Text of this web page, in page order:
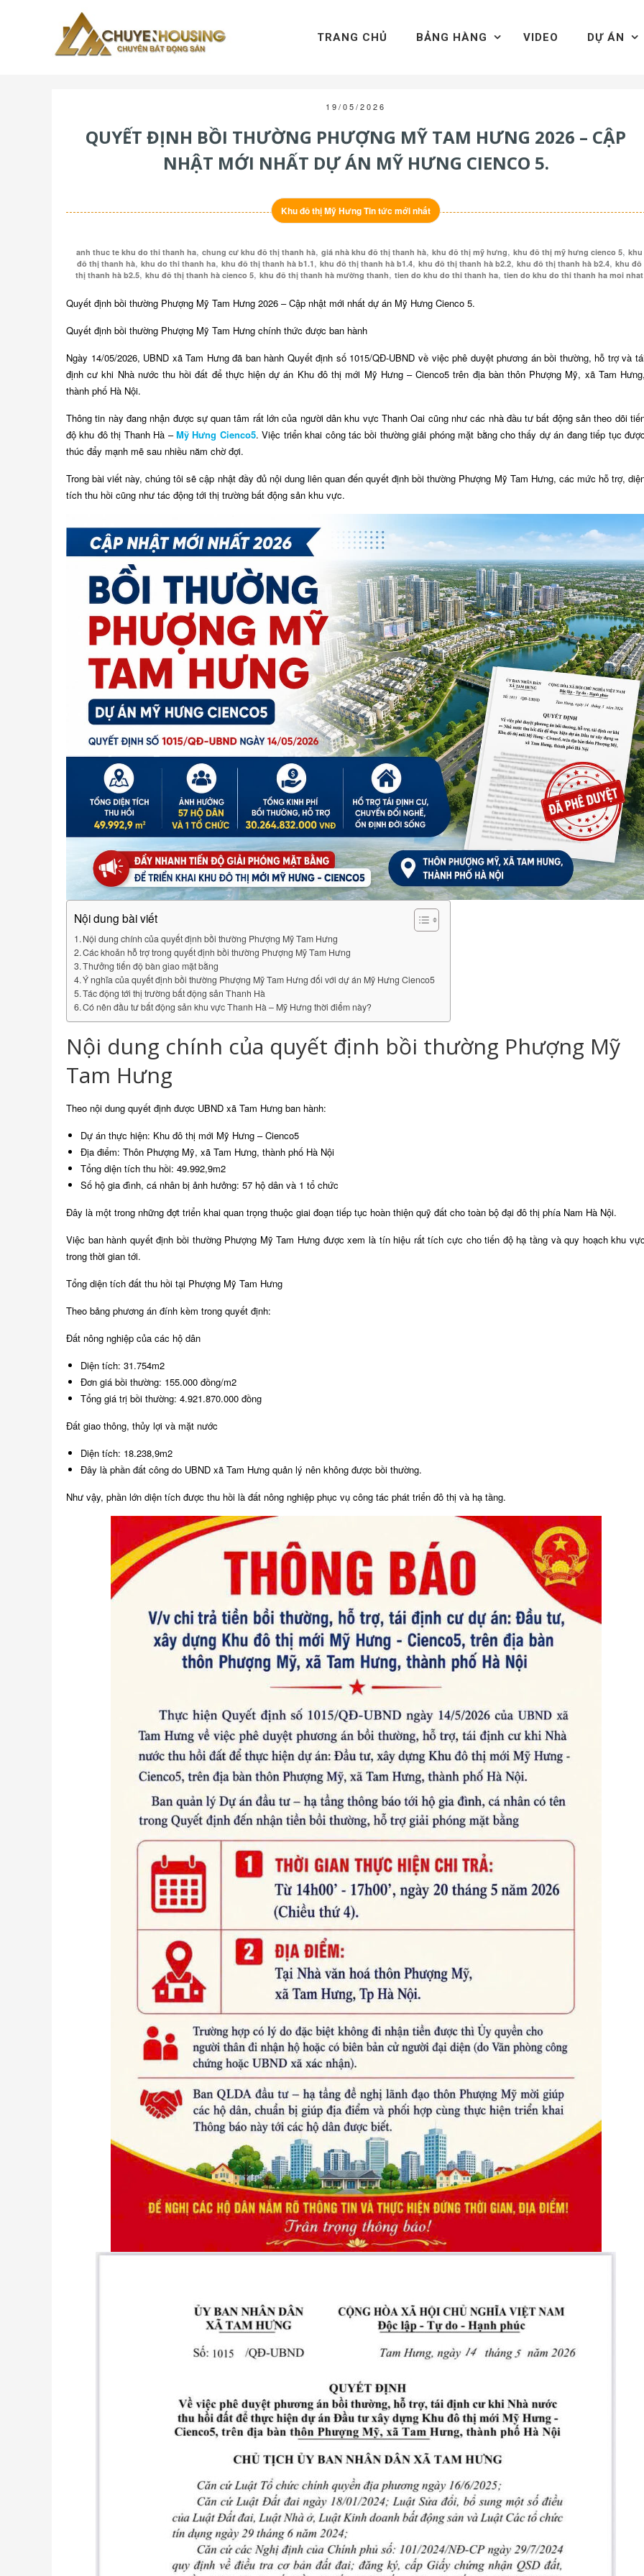
TRANG CHỦ BẢNG HÀNG VIDEO DỰ ÁN
19/05/2026
QUYẾT ĐỊNH BỒI THƯỜNG PHƯỢNG MỸ TAM HƯNG 2026 – CẬP
NHẬT MỚI NHẤT DỰ ÁN MỸ HƯNG CIENCO 5.
Khu đô thị Mỹ Hưng Tin tức mới nhất
anh thuc te khu do thi thanh ha, chung cư khu đô thị thanh hà, giá nhà khu đô thị thanh hà, khu đô thị mỹ hưng, khu đô thị mỹ hưng cienco 5, khu
đô thị thanh hà, khu do thi thanh ha, khu đô thị thanh hà b1.1 , khu đô thị thanh hà b1.4, khu đô thị thanh hà b2.2, khu đô thị thanh hà b2.4, khu đô
thị thanh hà b2.5, khu đô thị thanh hà cienco 5, khu đô thị thanh hà mường thanh, tien do khu do thi thanh ha, tien do khu do thi thanh ha moi nhat
Quyết định bồi thường Phượng Mỹ Tam Hưng 2026 – Cập nhật mới nhất dự án Mỹ Hưng Cienco 5.
Quyết định bồi thường Phượng Mỹ Tam Hưng chính thức được ban hành
Ngày 14/05/2026, UBND xã Tam Hưng đã ban hành Quyết định số 1015/QĐ-UBND về việc phê duyệt phương án bồi thường, hỗ trợ và
định cư khi Nhà nước thu hồi đất để thực hiện dự án Khu đô thị mới Mỹ Hưng – Cienco5 trên địa bàn thôn Phượng Mỹ, xã Tam
thành phố Hà Nội.
Thông tin này đang nhận được sự quan tâm rất lớn của người dân khu vực Thanh Oai cũng như các nhà đầu tư bất động sản theo dõi
độ khu đô thị Thanh Hà –Mỹ Hưng Cienco5. Việc triển khai công tác bồi thường giải phóng mặt bằng cho thấy dự án đang tiếp tục
thúc đẩy mạnh mẽ sau nhiều năm chờ đợi.
Trong bài viết này, chúng tôi sẽ cập nhật đầy đủ nội dung liên quan đến quyết định bồi thường Phượng Mỹ Tam Hưng, các mức hỗ trợ,
tích thu hồi cũng như tác động tới thị trường bất động sản khu vực.
Nội dung bài viết
Nội dung chính của quyết định bồi thường Phượng Mỹ Tam Hưng
Các khoản hỗ trợ trong quyết định bồi thường Phượng Mỹ Tam Hưng
Thưởng tiến độ bàn giao mặt bằng
Ý nghĩa của quyết định bồi thường Phượng Mỹ Tam Hưng đối với dự án Mỹ Hưng Cienco5
Tác động tới thị trường bất động sản Thanh Hà
Có nên đầu tư bất động sản khu vực Thanh Hà – Mỹ Hưng thời điểm này?
Nội dung chính của quyết định bồi thường Phượng Mỹ
Tam Hưng
Theo nội dung quyết định được UBND xã Tam Hưng ban hành:
Dự án thực hiện: Khu đô thị mới Mỹ Hưng – Cienco5
Địa điểm: Thôn Phượng Mỹ, xã Tam Hưng, thành phố Hà Nội
Tổng diện tích thu hồi: 49.992,9m2
Số hộ gia đình, cá nhân bị ảnh hưởng: 57 hộ dân và 1 tổ chức
Đây là một trong những đợt triển khai quan trọng thuộc giai đoạn tiếp tục hoàn thiện quỹ đất cho toàn bộ đại đô thị phía Nam Hà Nội.
Việc ban hành quyết định bồi thường Phượng Mỹ Tam Hưng được xem là tín hiệu rất tích cực cho tiến độ hạ tầng và quy hoạch khu
trong thời gian tới.
Tổng diện tích đất thu hồi tại Phượng Mỹ Tam Hưng
Theo bảng phương án đính kèm trong quyết định:
Đất nông nghiệp của các hộ dân
Diện tích: 31.754m2
Đơn giá bồi thường: 155.000 đồng/m2
Tổng giá trị bồi thường: 4.921.870.000 đồng
Đất giao thông, thủy lợi và mặt nước
Diện tích: 18.238,9m2
Đây là phần đất công do UBND xã Tam Hưng quản lý nên không được bồi thường.
Như vậy, phần lớn diện tích được thu hồi là đất nông nghiệp phục vụ công tác phát triển đô thị và hạ tầng.